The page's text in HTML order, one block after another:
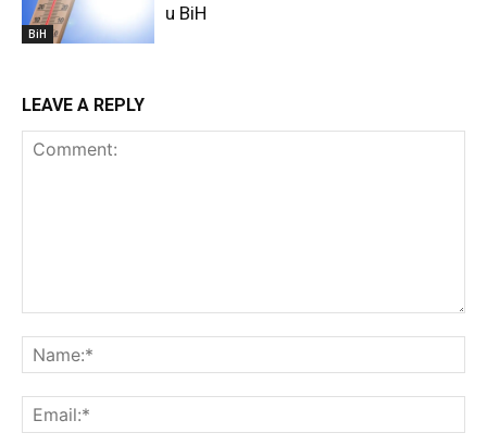
BiH
u BiH
LEAVE A REPLY